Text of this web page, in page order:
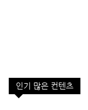
인기 많은 컨텐츠